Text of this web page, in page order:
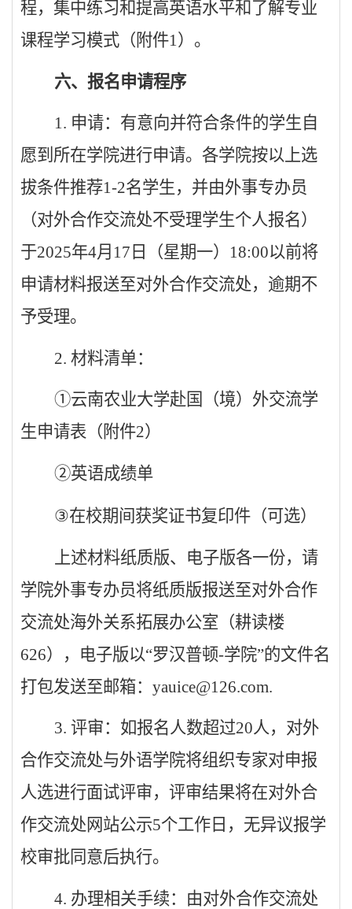
程，集中练习和提高英语水平和了解专业
课程学习模式（附件1）。
六、报名申请程序
1. 申请：有意向并符合条件的学生自
愿到所在学院进行申请。各学院按以上选
拔条件推荐1-2名学生，并由外事专办员
（对外合作交流处不受理学生个人报名）
于2025年4月 17 日（星期一） 18:00以前将
申请材料报送至对外合作交流处，逾期不
予受理。
2. 材料清单：
①云南农业大学赴国（境）外交流学
生申请表（附件2）
②英语成绩单
③在校期间获奖证书复印件（可选）
上述材料纸质版、电子版各一份，请
学院外事专办员将纸质版报送至对外合作
交流处海外关系拓展办公室（耕读楼
626），电子版以“罗汉普顿-学院”的文件名
打包发送至邮箱： yauice@126.com.
3. 评审：如报名人数超过20人，对外
合作交流处与外语学院将组织专家对申报
人选进行面试评审，评审结果将在对外合
作交流处网站公示5个工作日，无异议报学
校审批同意后执行。
4. 办理相关手续：由对外合作交流处